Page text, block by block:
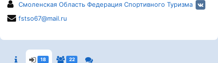
Смоленская Область Федерация Спортивного Туризма
fstso67@mail.ru
18 22